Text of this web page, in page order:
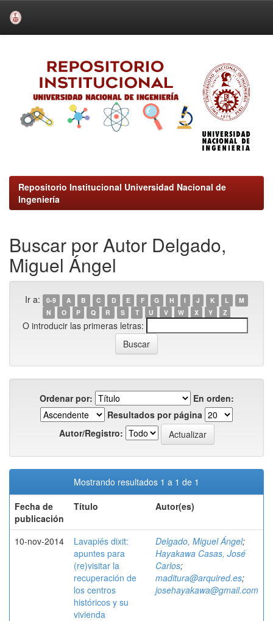
Repositorio Institucional Universidad Nacional de
Ingeniería
Buscar por Autor Delgado,
Miguel Ángel
Ir a: 0-9 A B C D E F G H I J K L
M
N
O P Q R S T U V W X Y Z
O introducir las primeras letras:
Ordenar por:
En orden:
Resultados por página
Autor/Registro:
Mostrando resultados 1 a 1 de 1
Fecha de
publicación
Título Autor(es)
10-nov-2014
Lavapiés dixit:
apuntes para
(re)visitar la
recuperación de
los centros
históricos y su
vivienda
Delgado, Miguel Ángel;
Hayakawa Casas, José
Carlos;
maditura@arquired.es;
josehayakawa@gmail.com